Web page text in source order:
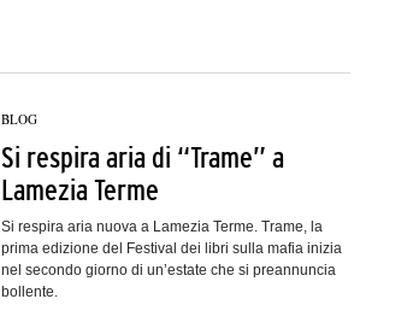
BLOG
Si respira aria di “Trame” a
Lamezia Terme
Si respira aria nuova a Lamezia Terme. Trame, la
prima edizione del Festival dei libri sulla mafia inizia
nel secondo giorno di un’estate che si preannuncia
bollente.